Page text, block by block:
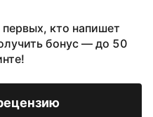
кто напишет
бонус — до 50